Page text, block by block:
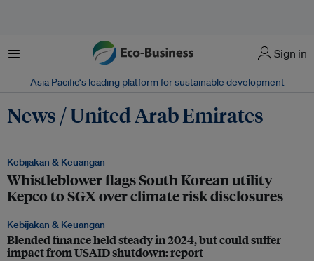
Menu Sign in
Asia Pacific‘s leading platform for sustainable development
News / United Arab Emirates
Kebijakan & Keuangan
Whistleblower flags South Korean utility
Kepco to SGX over climate risk disclosures
Kebijakan & Keuangan
Blended finance held steady in 2024, but could suffer
impact from USAID shutdown: report